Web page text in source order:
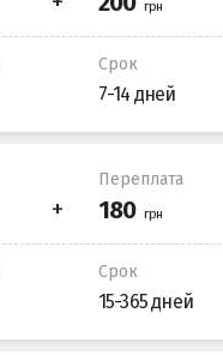
Срок
7-14 дней
Переплата
Срок
15-365 дней